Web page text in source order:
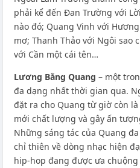
phải kể đến Đan Trường với
nào đó; Quang Vinh với
mơ; Thanh Thảo với Ngôi sao
với Cần một cái tên…
Lương Bằng Quang – một
đa dạng nhất thời gian qua.
đặt ra cho Quang từ giờ còn
mới chất lượng và gây ấn
Những sáng tác của Quang
chỉ thiên về dòng nhạc hiện
hip-hop đang được ưa